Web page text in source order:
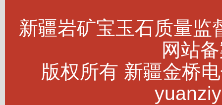
新疆岩矿宝玉石质量监
网站
版权所有 新疆金桥